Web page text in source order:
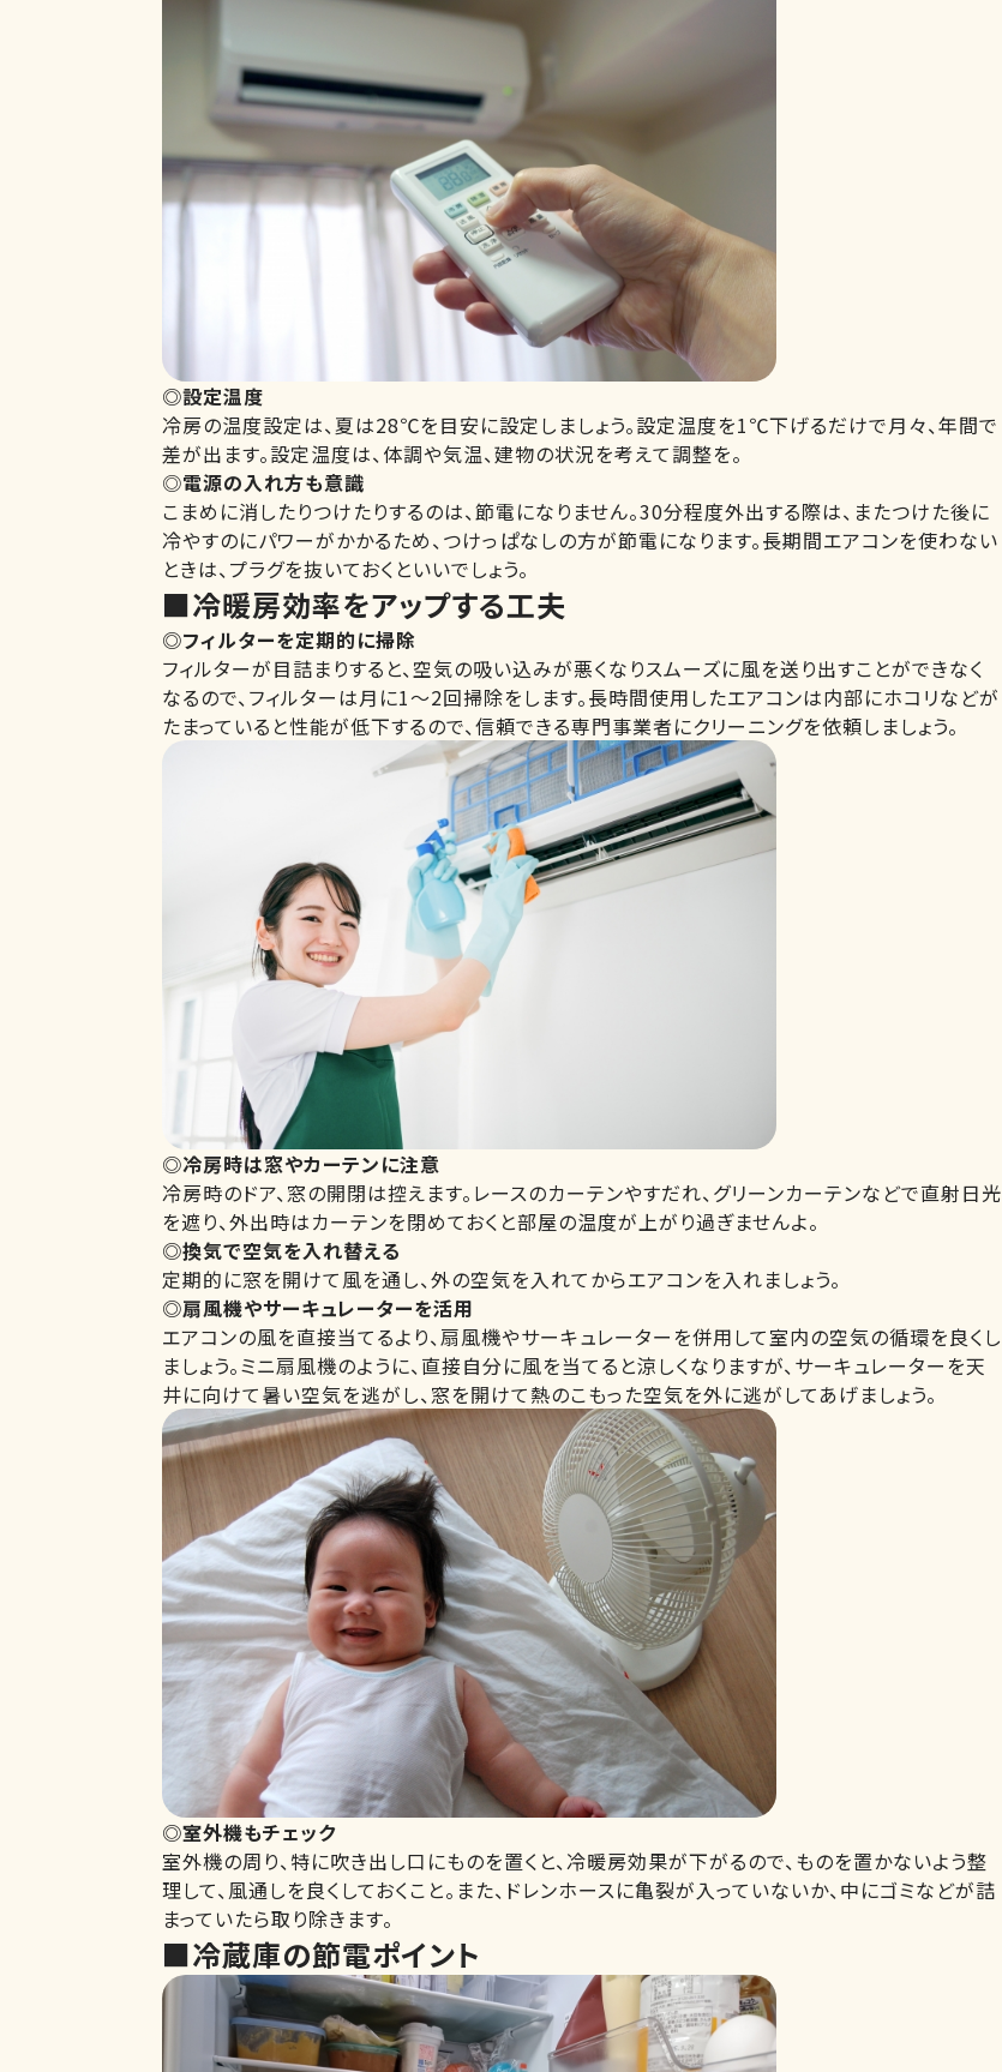
◎設定温度
冷房の温度設定は、夏は28℃を目安に設定しましょう。設定温度を1℃下げるだけで月々、年間で
差が出ます。設定温度は、体調や気温、建物の状況を考えて調整を。
◎電源の入れ方も意識
こまめに消したりつけたりするのは、節電になりません。30分程度外出する際は、またつけた後に
冷やすのにパワーがかかるため、つけっぱなしの方が節電になります。長期間エアコンを使わない
ときは、プラグを抜いておくといいでしょう。
■冷暖房効率をアップする工夫
◎フィルターを定期的に掃除
フィルターが目詰まりすると、空気の吸い込みが悪くなりスムーズに風を送り出すことができなく
なるので、フィルターは月に1～2回掃除をします。長時間使用したエアコンは内部にホコリなどが
たまっていると性能が低下するので、信頼できる専門事業者にクリーニングを依頼しましょう。
◎冷房時は窓やカーテンに注意
冷房時のドア、窓の開閉は控えます。レースのカーテンやすだれ、グリーンカーテンなどで直射日光
を遮り、外出時はカーテンを閉めておくと部屋の温度が上がり過ぎませんよ。
◎換気で空気を入れ替える
定期的に窓を開けて風を通し、外の空気を入れてからエアコンを入れましょう。
◎扇風機やサーキュレーターを活用
エアコンの風を直接当てるより、扇風機やサーキュレーターを併用して室内の空気の循環を良くし
ましょう。ミニ扇風機のように、直接自分に風を当てると涼しくなりますが、サーキュレーターを天
井に向けて暑い空気を逃がし、窓を開けて熱のこもった空気を外に逃がしてあげましょう。
◎室外機もチェック
室外機の周り、特に吹き出し口にものを置くと、冷暖房効果が下がるので、ものを置かないよう整
理して、風通しを良くしておくこと。また、ドレンホースに亀裂が入っていないか、中にゴミなどが詰
まっていたら取り除きます。
■冷蔵庫の節電ポイント